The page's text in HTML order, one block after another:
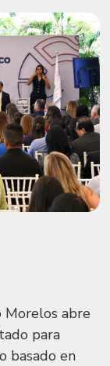
Morelos abre
para
basado en